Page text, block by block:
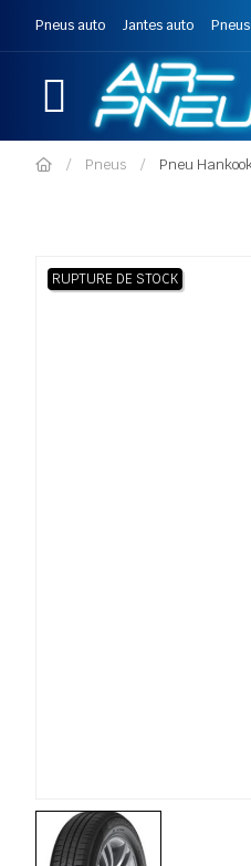
Pneus auto Jantes auto
Pneus Pneu
RUPTURE DE STOCK